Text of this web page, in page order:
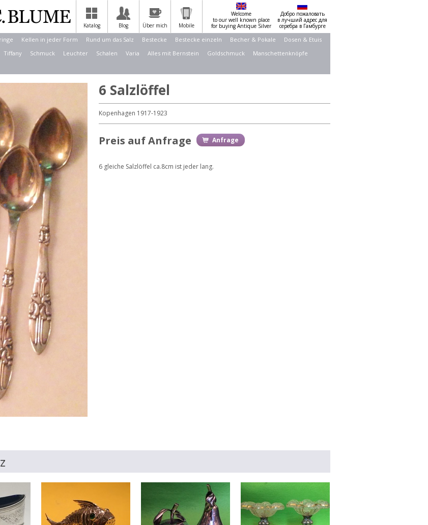
Katalog Blog Über mich Mobile
Welcome
to our well known place
for buying Antique Silver
Добро пожаловать
в лучший адрес для
серебра в Гамбурге
Kellen in jeder Form Rund um das Salz Bestecke Bestecke einzeln Becher & Pokale
Dosen & Etuis
Tiffany Schmuck Leuchter Schalen Varia Alles mit Bernstein Goldschmuck
Manschettenknöpfe
6 Salzlöffel
Kopenhagen 1917-1923
Preis auf Anfrage Anfrage
6 gleiche Salzlöffel ca.8cm ist jeder lang.